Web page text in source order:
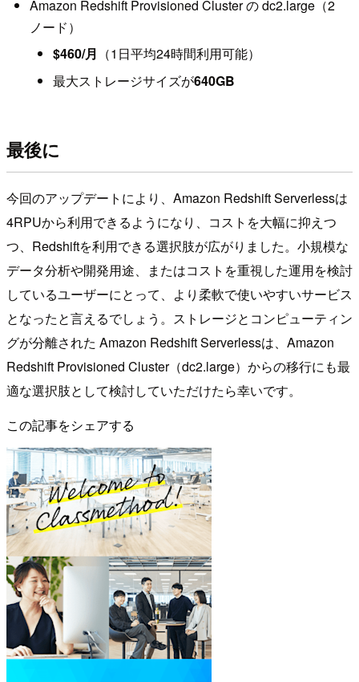
Amazon Redshift Provisioned Cluster の dc2.large（2
ノード）
$460/月 （1日平均24時間利用可能）
最大ストレージサイズが640GB
最後に
今回のアップデートにより、Amazon Redshift Serverlessは
4RPUから利用できるようになり、コストを大幅に抑えつ
つ、Redshiftを利用できる選択肢が広がりました。小規模な
データ分析や開発用途、またはコストを重視した運用を検討
しているユーザーにとって、より柔軟で使いやすいサービス
となったと言えるでしょう。ストレージとコンピューティン
グが分離された Amazon Redshift Serverlessは、Amazon
Redshift Provisioned Cluster（dc2.large）からの移行にも最
適な選択肢として検討していただけたら幸いです。
この記事をシェアする